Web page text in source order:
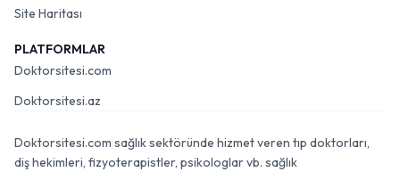
Site Haritası
PLATFORMLAR
Doktorsitesi.com
Doktorsitesi.az
Doktorsitesi.com sağlık sektöründe hizmet veren tıp doktorları,
diş hekimleri, fizyoterapistler, psikologlar vb. sağlık